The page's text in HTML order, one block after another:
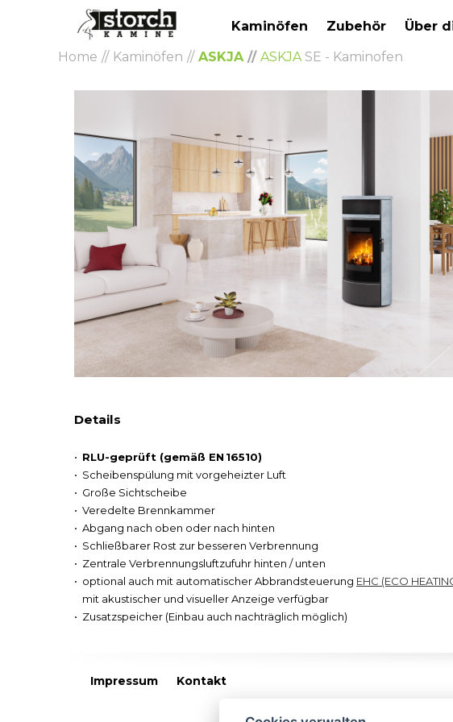
Kaminöfen Zubehör Über
Home
Kaminöfen ASKJA ASKJASE - Kaminofen
Details
RLU-geprüft (gemäß EN 16510)
Scheibenspülung mit vorgeheizter Luft
Große Sichtscheibe
Veredelte Brennkammer
Abgang nach oben oder nach hinten
Schließbarer Rost zur besseren Verbrennung
Zentrale Verbrennungsluftzufuhr hinten / unten
optional auch mit automatischer Abbrandsteuerung EHC (ECO
mit akustischer und visueller Anzeige verfügbar
Zusatzspeicher (Einbau auch nachträglich möglich)
Impressum Kontakt